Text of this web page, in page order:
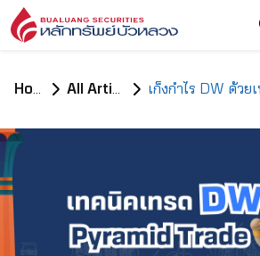
Home All Articles